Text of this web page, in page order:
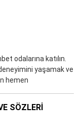
odalarına katılın.
yaşamak ve
hemen
SÖZLERI